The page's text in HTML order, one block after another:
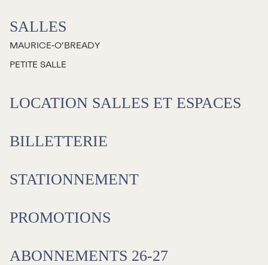
Sorties scolaires
Les Mordus
Les vendredis autour du feu de
camp
Carte blanche
La FameUSe
SALLES
MAURICE‑O’BREADY
PETITE SALLE
LOCATION SALLES ET ESPACES
BILLETTERIE
STATIONNEMENT
PROMOTIONS
ABONNEMENTS 26-27